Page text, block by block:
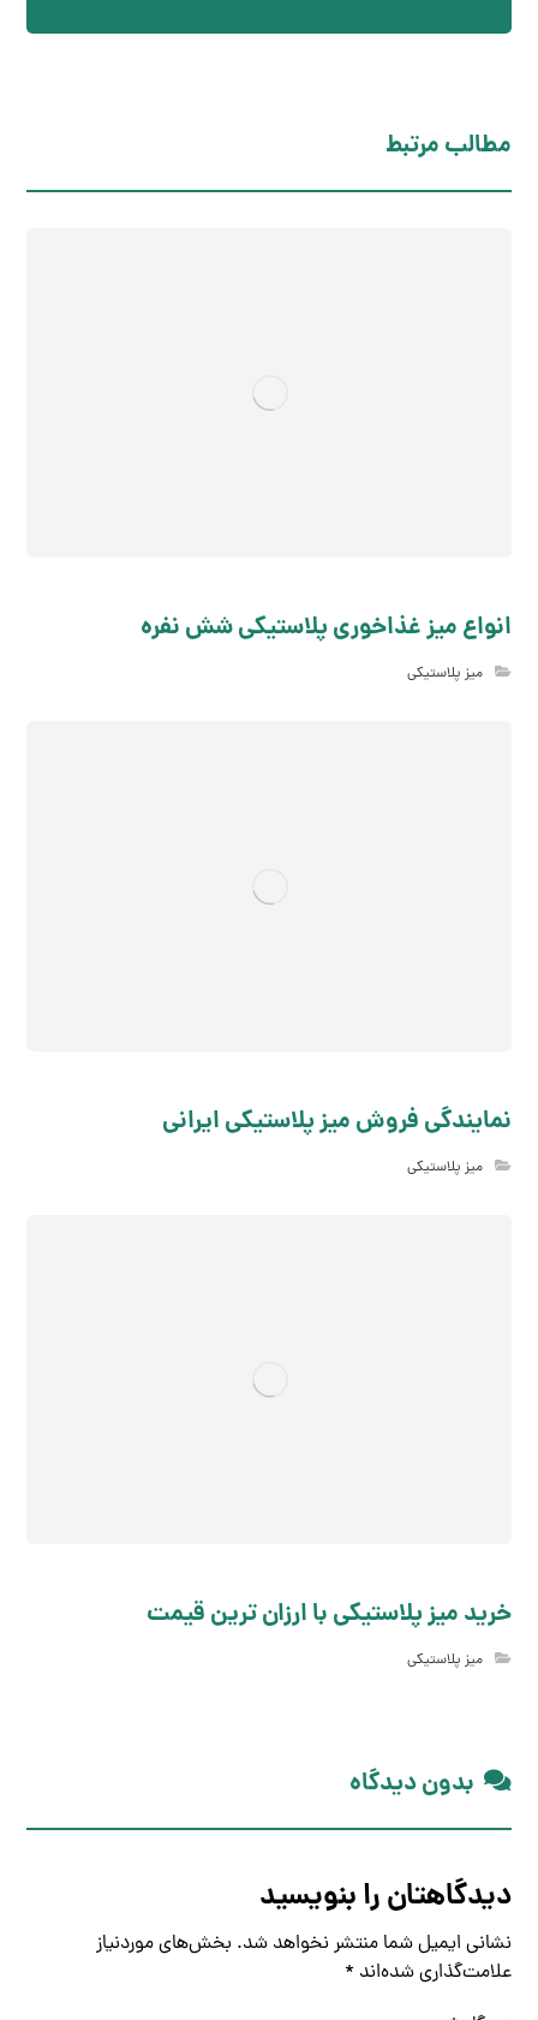
مطالب مرتبط
انواع میز غذاخوری پلاستیکی شش نفره
میز پلاستیکی
نمایندگی فروش میز پلاستیکی ایرانی
میز پلاستیکی
خرید میز پلاستیکی با ارزان ترین قیمت
میز پلاستیکی
بدون دیدگاه
دیدگاهتان را بنویسید
نشانی ایمیل شما منتشر نخواهد شد. بخش‌های موردنیاز
علامت‌گذاری شده‌اند *